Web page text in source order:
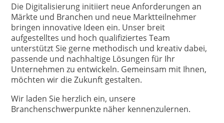
Die Digitalisierung initiiert neue Anforderungen an
Märkte und Branchen und neue Marktteilnehmer
bringen innovative Ideen ein. Unser breit
aufgestelltes und hoch qualifiziertes Team
unterstützt Sie gerne methodisch und kreativ dabei,
passende und nachhaltige Lösungen für Ihr
Unternehmen zu entwickeln. Gemeinsam mit Ihnen,
möchten wir die Zukunft gestalten.
Wir laden Sie herzlich ein, unsere
Branchenschwerpunkte näher kennenzulernen.